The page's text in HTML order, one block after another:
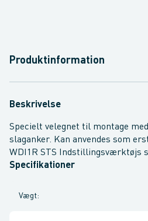
Produktinformation
Beskrivelse
Specielt velegnet til montage
slaganker. Kan anvendes som
WDI1R STS Indstillingsværktøjs
Specifikationer
Vægt: